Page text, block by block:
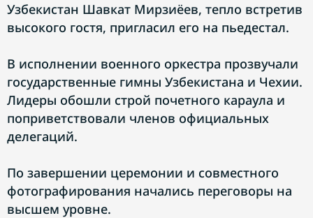
Узбекистан Шавкат Мирзиёев, тепло встретив
высокого гостя, пригласил его на пьедестал.
В исполнении военного оркестра прозвучали
государственные гимны Узбекистана и Чехии.
Лидеры обошли строй почетного караула и
поприветствовали членов официальных
делегаций.
По завершении церемонии и совместного
фотографирования начались переговоры на
высшем уровне.